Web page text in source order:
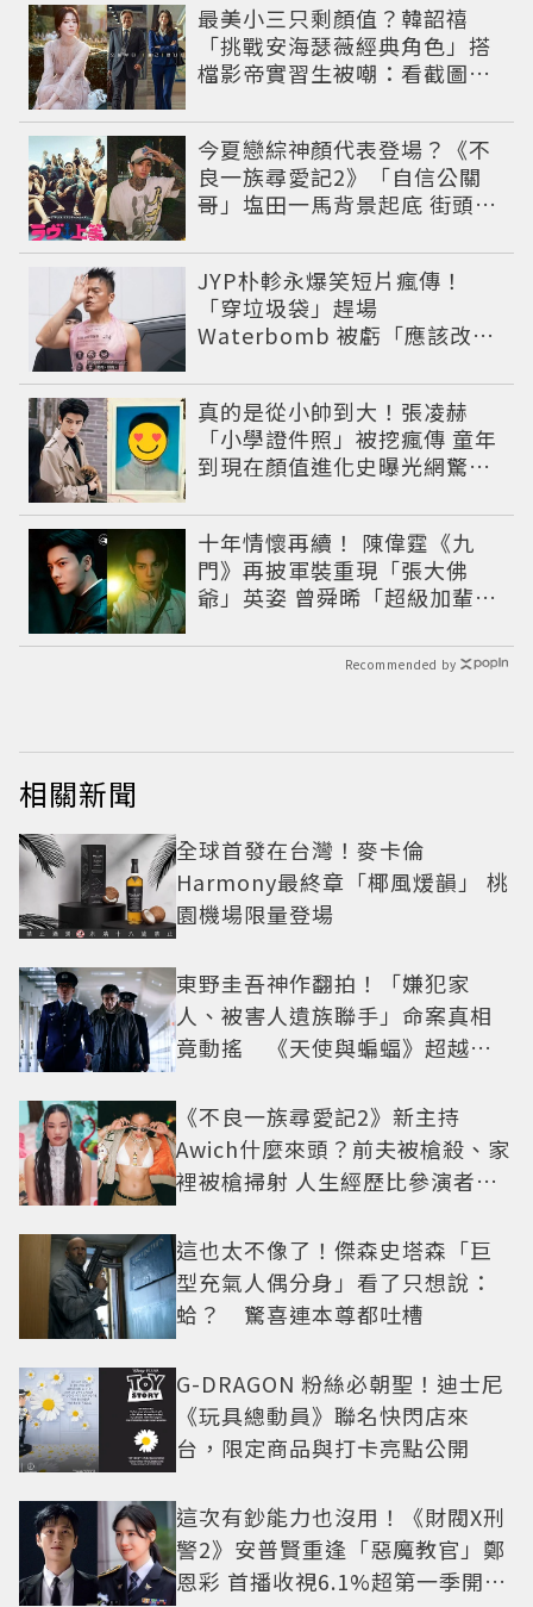
最美小三只剩顏值？韓韶禧
「挑戰安海瑟薇經典角色」搭
檔影帝實習生被嘲：看截圖就
今夏戀綜神顏代表登場？《不
良一族尋愛記2》「自信公關
哥」塩田一馬背景起底 街頭辣
JYP朴軫永爆笑短片瘋傳！
「穿垃圾袋」趕場
Waterbomb 被虧「應該改名
真的是從小帥到大！張凌赫
「小學證件照」被挖瘋傳 童年
到現在顏值進化史曝光網驚：
十年情懷再續！ 陳偉霆《九
門》再披軍裝重現「張大佛
爺」英姿 曾舜晞「超級加輩」
Recommended by
相關新聞
全球首發在台灣！麥卡倫
Harmony最終章「椰風煖韻」 桃
園機場限量登場
東野圭吾神作翻拍！「嫌犯家
人、被害人遺族聯手」命案真相
竟動搖 《天使與蝙蝠》超越懸
《不良一族尋愛記2》新主持
Awich什麼來頭？前夫被槍殺、家
裡被槍掃射 人生經歷比參演者還
這也太不像了！傑森史塔森「巨
型充氣人偶分身」看了只想說：
蛤？ 驚喜連本尊都吐槽
G-DRAGON 粉絲必朝聖！迪士尼
《玩具總動員》聯名快閃店來
台，限定商品與打卡亮點公開
這次有鈔能力也沒用！《財閥X刑
警2》安普賢重逢「惡魔教官」鄭
恩彩 首播收視6.1%超第一季開紅